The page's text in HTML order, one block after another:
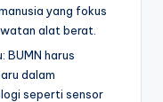
yang fokus
alat berat.
BUMN harus
dalam
seperti sensor